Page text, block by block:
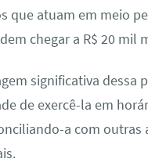
que atuam em meio
chegar a R$ 20 mil
significativa dessa
de exercê-la em
a com outras